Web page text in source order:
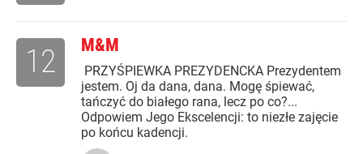
M&M
PRZYŚPIEWKA PREZYDENCKA Prezydentem
jestem. Oj da dana, dana. Mogę śpiewać,
tańczyć do białego rana, lecz po co?...
Odpowiem Jego Ekscelencji: to niezłe zajęcie
po końcu kadencji.
12